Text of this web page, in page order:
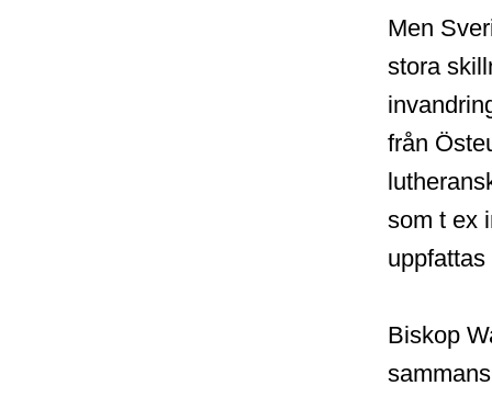
Men
stora
från
som t ex
Biskop